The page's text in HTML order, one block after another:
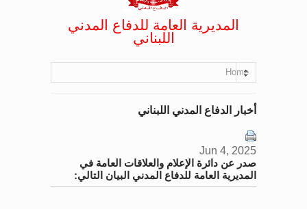
المديرية العامة للدفاع المدني
اللبناني
Home
أخبار الدفاع المدني اللبناني
Jun 4, 2025
صدر عن دائرة الإعلام والعلاقات العامة في
المديرية العامة للدفاع المدني البيان التالي: